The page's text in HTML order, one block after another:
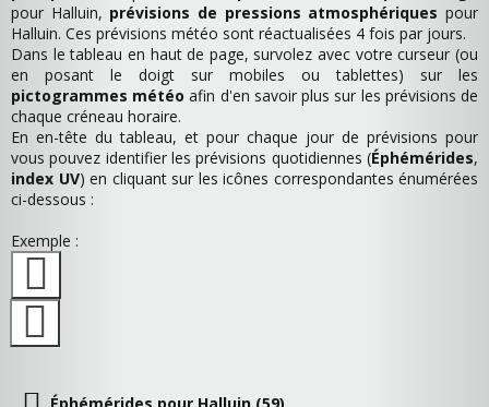
pour Halluin, prévisions de pressions atmosphériques pour
Halluin. Ces prévisions météo sont réactualisées 4 fois par jours.
Dans le tableau en haut de page, survolez avec votre curseur (ou
en posant le doigt sur mobiles ou tablettes) sur les
pictogrammes météo afin d'en savoir plus sur les prévisions de
chaque créneau horaire.
En en-tête du tableau, et pour chaque jour de prévisions pour
vous pouvez identifier les prévisions quotidiennes (Éphémérides,
index UV) en cliquant sur les icônes correspondantes énumérées
ci-dessous :
Exemple :